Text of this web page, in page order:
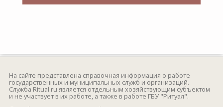
На сайте представлена справочная информация о работе
государственных и муниципальных служб и организаций.
Служба Ritual.ru является отдельным хозяйствующим субъектом
и не участвует в их работе, а также в работе ГБУ "Ритуал".